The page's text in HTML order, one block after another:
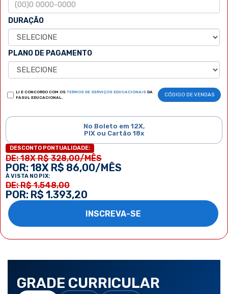
DURAÇÃO
PLANO DE PAGAMENTO
LI E CONCORDO COM OS TERMOS DE SERVIÇOS EDUCACIONAIS DA
FASUL EDUCACIONAL.
CÓDIGO DE VENDAS
No Boleto em 12X,
PIX ou Cartão 18x
DESCONTO PONTUALIDADE:
DE: 18X R$ 328,00/MÊS
POR: 18X R$ 86,00/MÊS
À VISTA NO PIX:
DE: R$ 1.548,00
POR: R$ 1.393,20
INSCREVA-SE
GRADE CURRICULAR